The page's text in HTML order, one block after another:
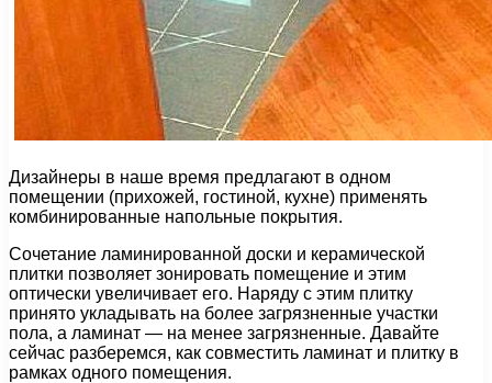
Дизайнеры в наше время предлагают в одном
помещении (прихожей, гостиной, кухне) применять
комбинированные напольные покрытия.
Сочетание ламинированной доски и керамической
плитки позволяет зонировать помещение и этим
оптически увеличивает его. Наряду с этим плитку
принято укладывать на более загрязненные участки
пола, а ламинат — на менее загрязненные. Давайте
сейчас разберемся, как совместить ламинат и плитку в
рамках одного помещения.